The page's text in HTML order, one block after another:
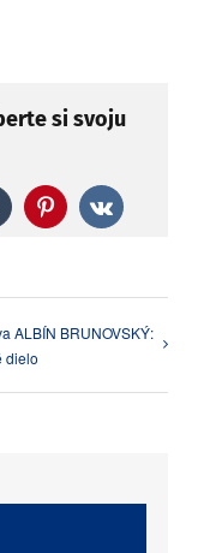
si svoju
Pinterest
Vk
ALBÍN BRUNOVSKÝ:
dielo